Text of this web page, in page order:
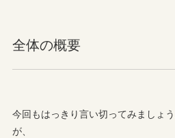
全体の概要
今回もはっきり言い切ってみましょ
が、